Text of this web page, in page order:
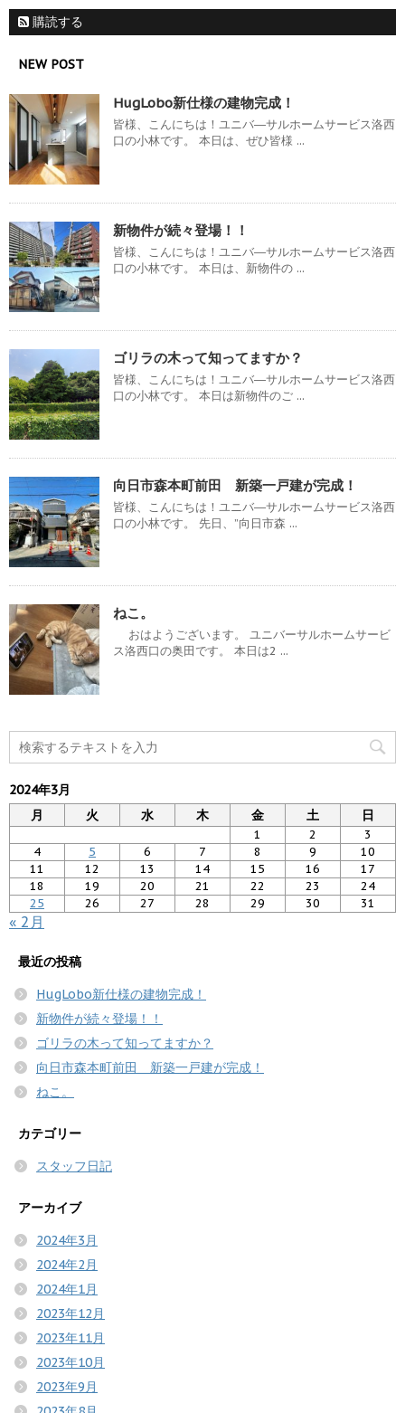
購読する
NEW POST
HugLobo新仕様の建物完成！
皆様、こんにちは！ユニバ―サルホームサービス洛西
口の小林です。 本日は、ぜひ皆様 ...
新物件が続々登場！！
皆様、こんにちは！ユニバ―サルホームサービス洛西
口の小林です。 本日は、新物件の ...
ゴリラの木って知ってますか？
皆様、こんにちは！ユニバ―サルホームサービス洛西
口の小林です。 本日は新物件のご ...
向日市森本町前田 新築一戸建が完成！
皆様、こんにちは！ユニバ―サルホームサービス洛西
口の小林です。 先日、”向日市森 ...
ねこ。
おはようございます。 ユニバーサルホームサービ
ス洛西口の奥田です。 本日は2 ...
2024年3月
月
火 水 木 金 土 日
1 2
3
4
5 6 7 8 9
10
11
12 13 14 15 16
17
18
19 20 21 22 23
24
25
26 27 28 29 30 31
« 2月
最近の投稿
HugLobo新仕様の建物完成！
新物件が続々登場！！
ゴリラの木って知ってますか？
向日市森本町前田 新築一戸建が完成！
ねこ。
カテゴリー
スタッフ日記
アーカイブ
2024年3月
2024年2月
2024年1月
2023年12月
2023年11月
2023年10月
2023年9月